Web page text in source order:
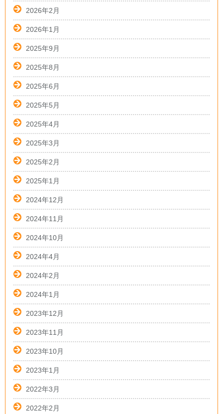
2026年2月
2026年1月
2025年9月
2025年8月
2025年6月
2025年5月
2025年4月
2025年3月
2025年2月
2025年1月
2024年12月
2024年11月
2024年10月
2024年4月
2024年2月
2024年1月
2023年12月
2023年11月
2023年10月
2023年1月
2022年3月
2022年2月